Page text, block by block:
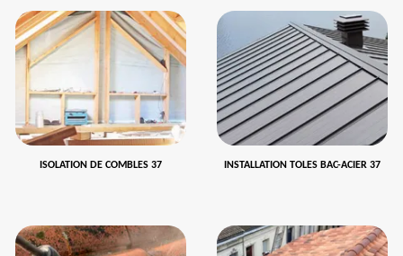
ISOLATION DE COMBLES 37 INSTALLATION TOLES BAC-ACIER 37